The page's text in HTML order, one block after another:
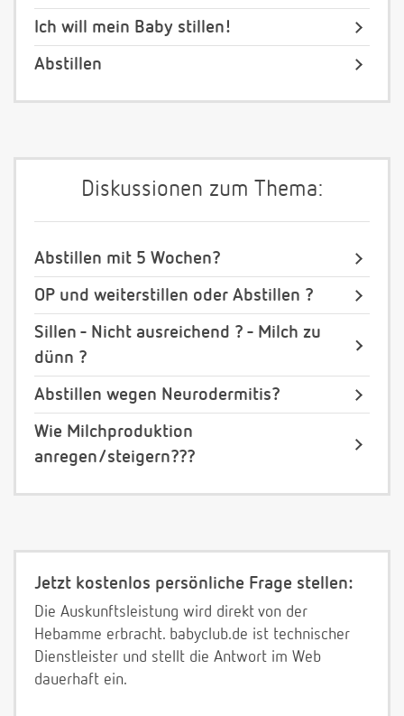
Ich will mein Baby stillen!
Abstillen
Diskussionen zum Thema:
Abstillen mit 5 Wochen?
OP und weiterstillen oder Abstillen ?
Sillen - Nicht ausreichend ? - Milch zu
dünn ?
Abstillen wegen Neurodermitis?
Wie Milchproduktion
anregen/steigern???
Jetzt kostenlos persönliche Frage stellen:
Die Auskunftsleistung wird direkt von der
Hebamme erbracht. babyclub.de ist technischer
Dienstleister und stellt die Antwort im Web
dauerhaft ein.